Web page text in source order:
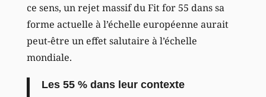
ce sens, un rejet massif du Fit for 55 dans sa
forme actuelle à l’échelle européenne aurait
peut-être un effet salutaire à l’échelle
mondiale.
Les 55 % dans leur contexte